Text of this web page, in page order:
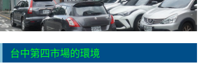
台中第四市場的環境